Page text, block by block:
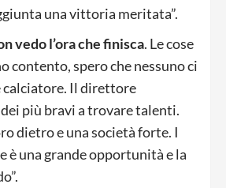
una vittoria meritata”.
vedo l’ora che finisca. Le cose
contento, spero che nessuno ci
calciatore. Il direttore
più bravi a trovare talenti.
dietro e una società forte. I
è una grande opportunità e la